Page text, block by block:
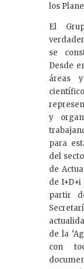
los
El
se
Desde
áreas
y
para
del
de
de
partir
de la
con